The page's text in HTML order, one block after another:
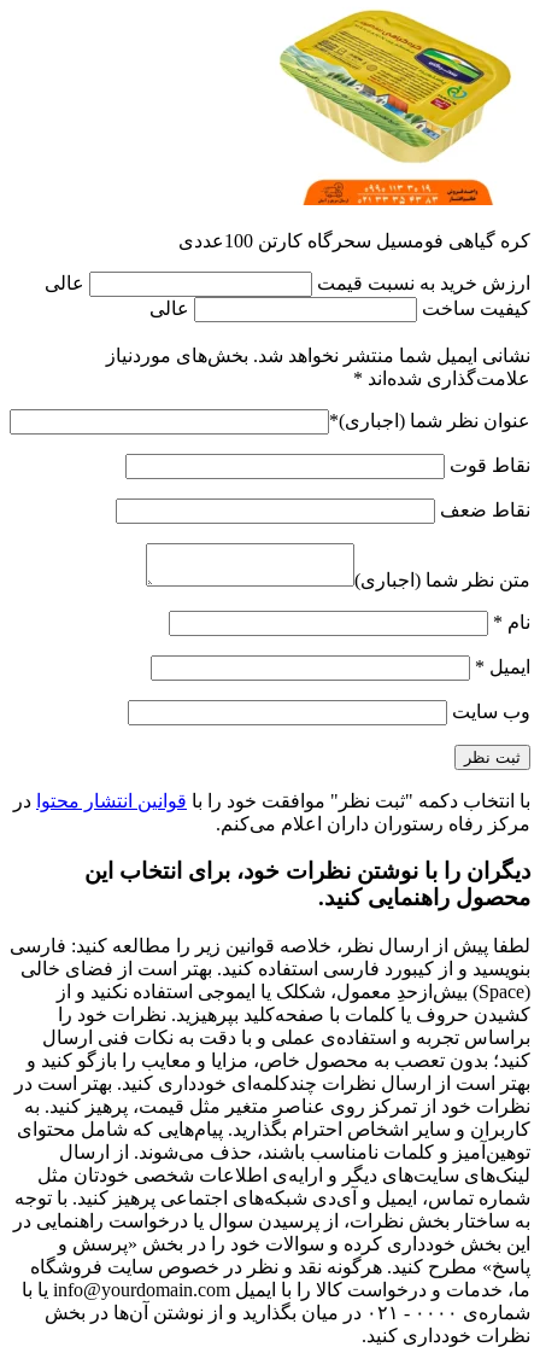
کره گیاهی فومسیل سحرگاه کارتن 100عددی
ارزش خرید به نسبت قیمت
عالی
کیفیت ساخت
عالی
نشانی ایمیل شما منتشر نخواهد شد. بخش‌های موردنیاز
علامت‌گذاری شده‌اند *
عنوان نظر شما (اجباری)*
نقاط قوت
نقاط ضعف
متن نظر شما (اجباری)
نام *
ایمیل *
وب‌ سایت
با انتخاب دکمه "ثبت نظر" موافقت خود را با قوانین انتشار محتوا در
مرکز رفاه رستوران داران اعلام می‌کنم.
دیگران را با نوشتن نظرات خود، برای انتخاب این
محصول راهنمایی کنید.
لطفا پیش از ارسال نظر، خلاصه قوانین زیر را مطالعه کنید: فارسی
بنویسید و از کیبورد فارسی استفاده کنید. بهتر است از فضای خالی
(Space) بیش‌از‌حدِ معمول، شکلک یا ایموجی استفاده نکنید و از
کشیدن حروف یا کلمات با صفحه‌کلید بپرهیزید. نظرات خود را
براساس تجربه و استفاده‌ی عملی و با دقت به نکات فنی ارسال
کنید؛ بدون تعصب به محصول خاص، مزایا و معایب را بازگو کنید و
بهتر است از ارسال نظرات چندکلمه‌‌ای خودداری کنید. بهتر است در
نظرات خود از تمرکز روی عناصر متغیر مثل قیمت، پرهیز کنید. به
کاربران و سایر اشخاص احترام بگذارید. پیام‌هایی که شامل محتوای
توهین‌آمیز و کلمات نامناسب باشند، حذف می‌شوند. از ارسال
لینک‌های سایت‌های دیگر و ارایه‌ی اطلاعات شخصی خودتان مثل
شماره تماس، ایمیل و آی‌دی شبکه‌های اجتماعی پرهیز کنید. با توجه
به ساختار بخش نظرات، از پرسیدن سوال یا درخواست راهنمایی در
این بخش خودداری کرده و سوالات خود را در بخش «پرسش و
پاسخ» مطرح کنید. هرگونه نقد و نظر در خصوص سایت فروشگاه
ما، خدمات و درخواست کالا را با ایمیل info@yourdomain.com یا با
شماره‌ی ۰۰۰۰ - ۰۲۱ در میان بگذارید و از نوشتن آن‌ها در بخش
نظرات خودداری کنید.